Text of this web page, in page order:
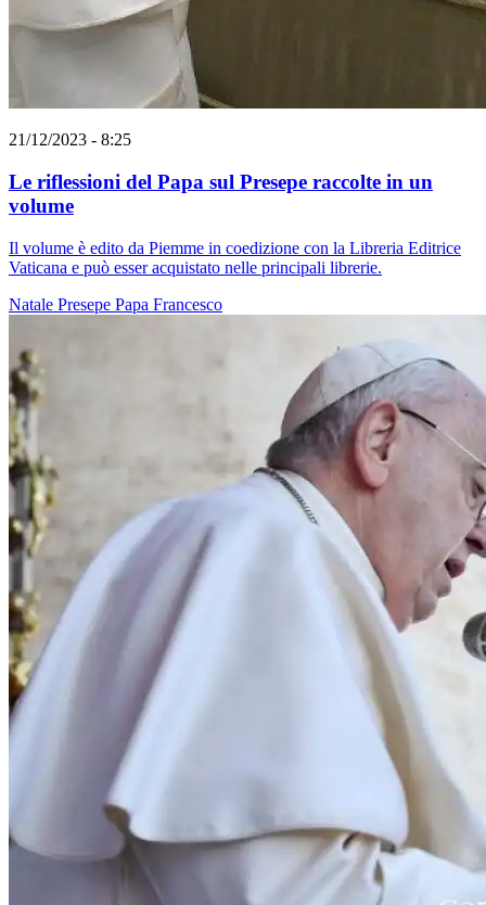
21/12/2023 - 8:25
Le riflessioni del Papa sul Presepe raccolte in un
volume
Il volume è edito da Piemme in coedizione con la Libreria Editrice
Vaticana e può esser acquistato nelle principali librerie.
Natale Presepe Papa Francesco